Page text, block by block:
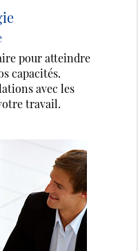
pour atteindre
capacités.
avec les
travail.